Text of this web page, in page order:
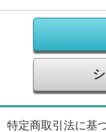
特定商取引法に基